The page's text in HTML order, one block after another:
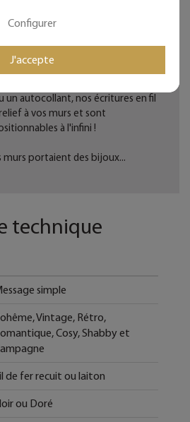
à la décoration d'intérieur.
sont traités anticorrosion.
sous deux jours ouvrés.
un autocollant, nos écritures en fil
à vos murs et sont
à l'infini !
murs portaient des bijoux...
technique
simple
Vintage, Rétro,
Cosy, Shabby et
de fer recuit ou laiton
ou Doré
Configurer
J'accepte